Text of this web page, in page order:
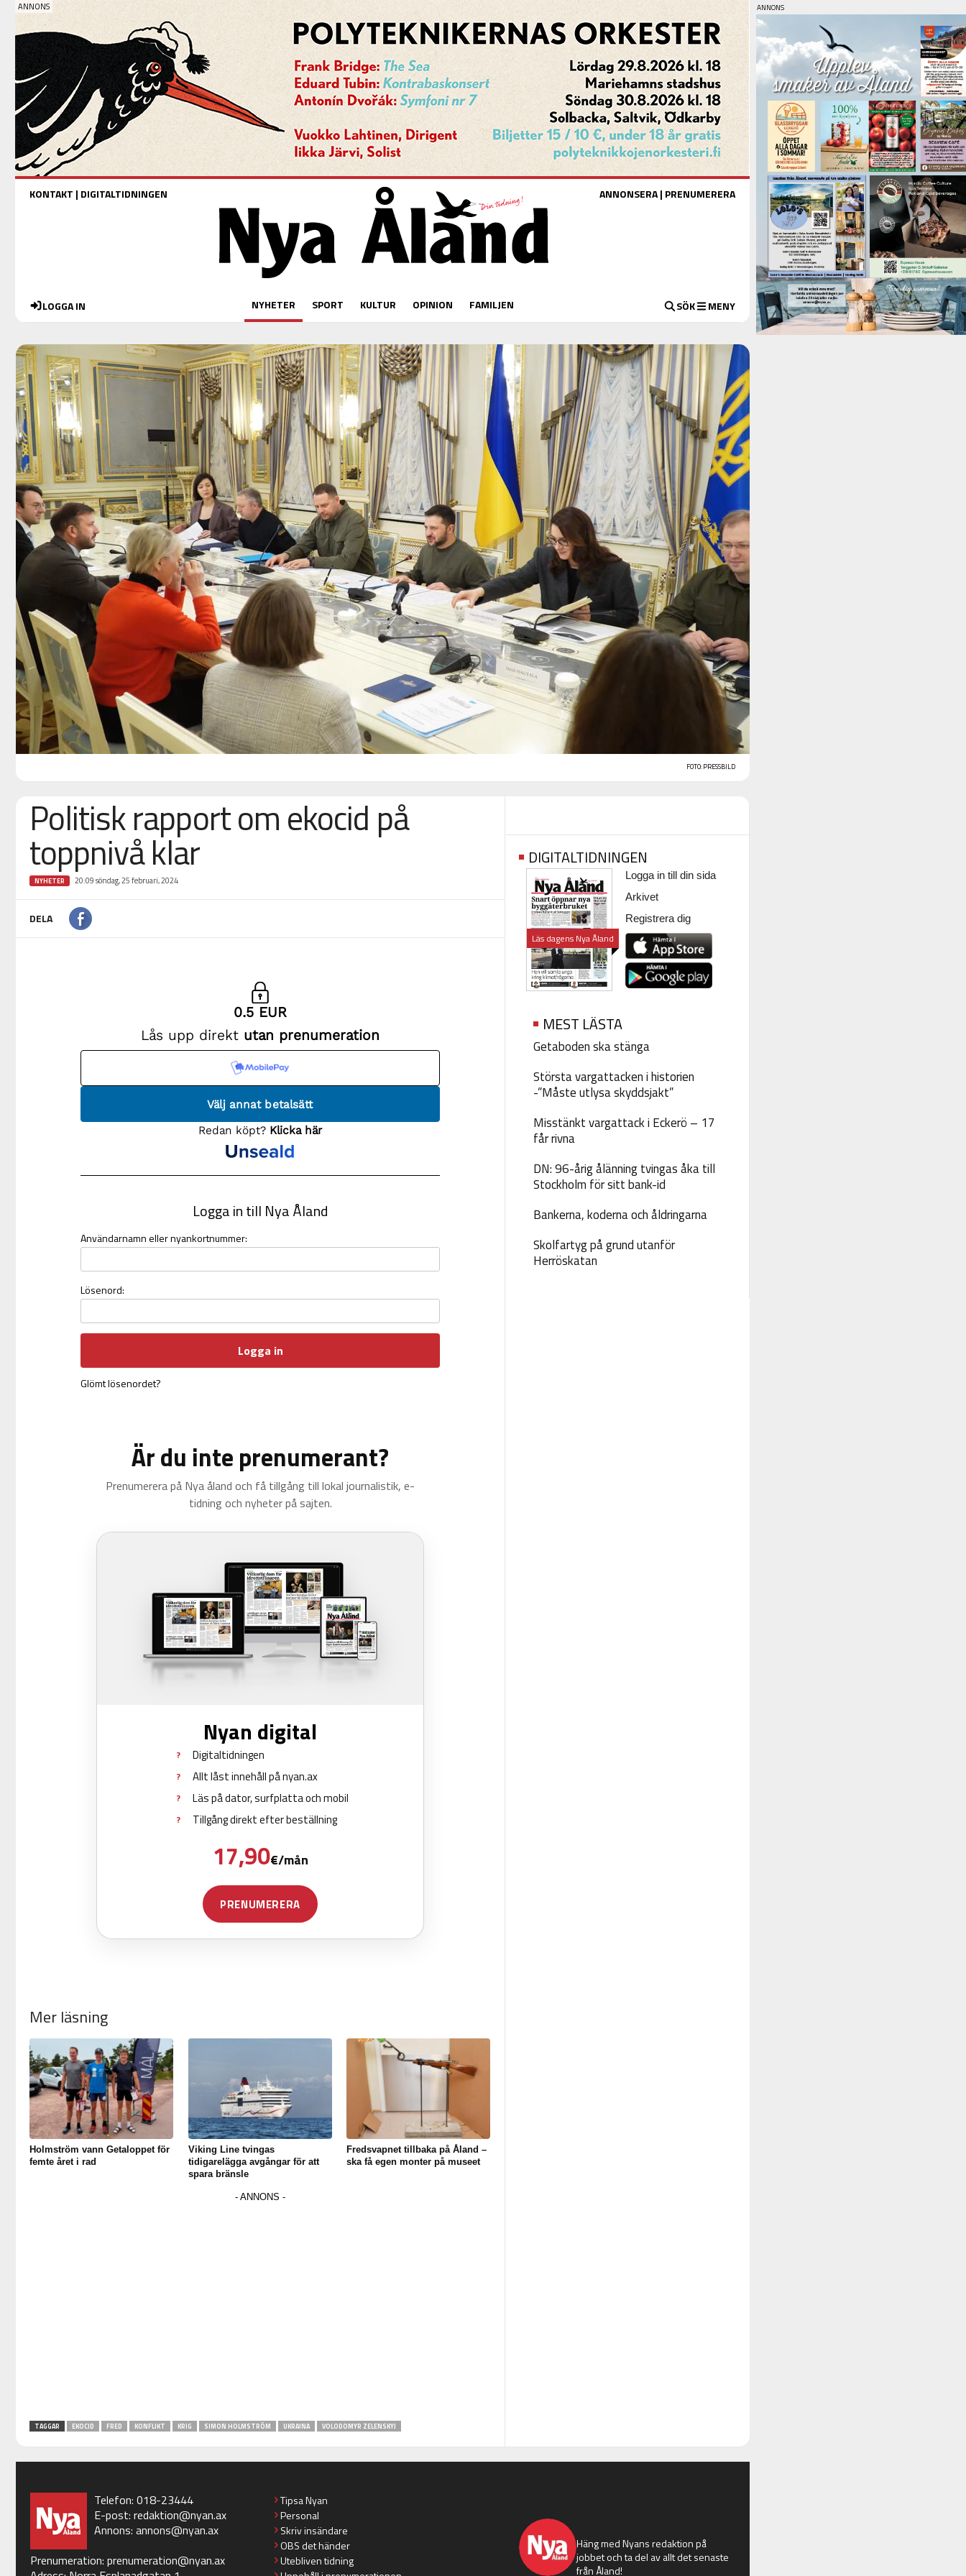
KONTAKT | DIGITALTIDNINGEN ANNONSERA| PRENUMERERA
LOGGA IN NYHETER SPORT KULTUR OPINION FAMILJEN SÖK MENY
FOTO: PRESSBILD
Politisk rapport om ekocid på
toppnivå klar
NYHETER 20:09 söndag, 25 februari, 2024
DELA
Mer läsning
Holmström vann Getaloppet för
femte året i rad
Viking Line tvingas
tidigarelägga avgångar för att
spara bränsle
Fredsvapnet tillbaka på Åland –
ska få egen monter på museet
TAGGAR EKOCID FRED KONFLIKT KRIG SIMON HOLMSTRÖM UKRAINA VOLODOMYR ZELENSKYJ
DIGITALTIDNINGEN
Läs dagens Nya Åland
Logga in till din sida
Arkivet
Registrera dig
MEST LÄSTA
Getaboden ska stänga
Största vargattacken i historien
-”Måste utlysa skyddsjakt”
Misstänkt vargattack i Eckerö – 17
får rivna
DN: 96-årig ålänning tvingas åka till
Stockholm för sitt bank-id
Bankerna, koderna och åldringarna
Skolfartyg på grund utanför
Herröskatan
Telefon: 018-23444
E-post: redaktion@nyan.ax
Annons: annons@nyan.ax
Prenumeration: prenumeration@nyan.ax
Tipsa Nyan
Personal
Skriv insändare
OBS det händer
Utebliven tidning
Häng med Nyans redaktion på
jobbet och ta del av allt det senaste
från Åland!